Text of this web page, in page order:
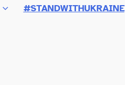
#STANDWITHUKRAINE